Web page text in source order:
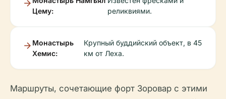
Цему:
реликвиями.
Монастырь
Хемис:
Крупный буддийский объект, в 45
км от Леха.
Маршруты, сочетающие форт Зоровар с этими